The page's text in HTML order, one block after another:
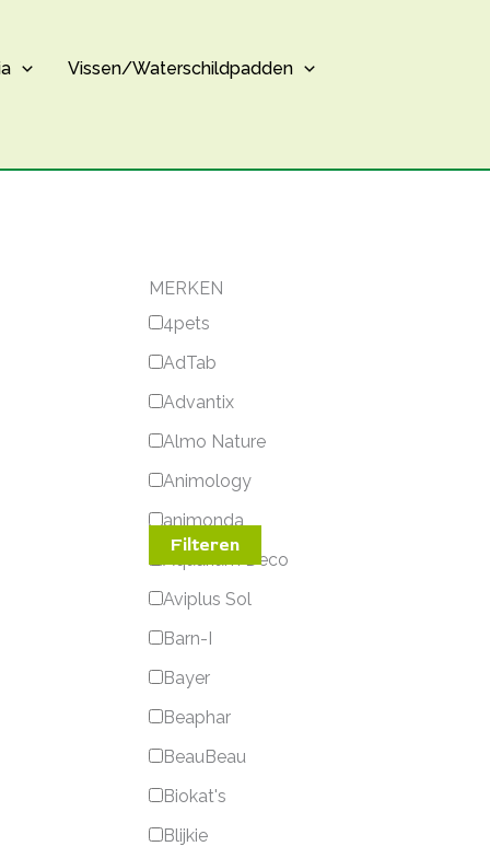
Vissen/Waterschildpadden
MERKEN
4pets
AdTab
Advantix
Almo Nature
Animology
animonda
Aquarium Deco
Aviplus Sol
Barn-I
Bayer
Beaphar
BeauBeau
Biokat's
Blijkie
Filteren